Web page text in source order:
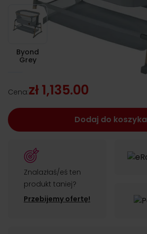
Byond Grey
Byond
Grey
Cena:zł 1,135.00
Dodaj do koszyka
Znalazłaś/eś ten
produkt taniej?
Przebijemy ofertę!